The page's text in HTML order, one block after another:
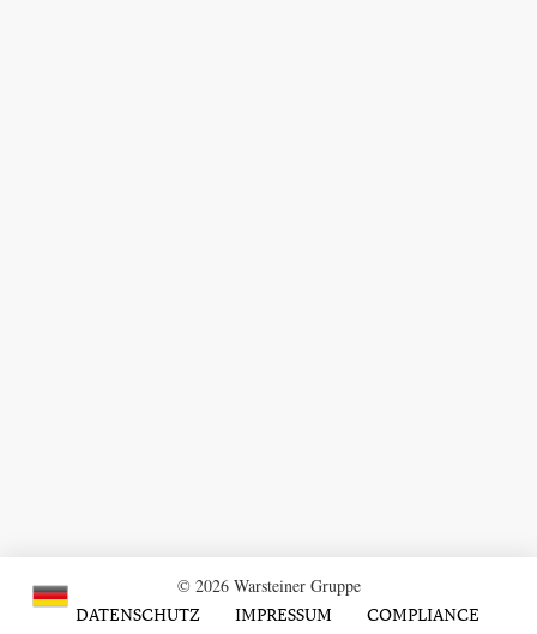
© 2026 Warsteiner Gruppe
DATENSCHUTZ
IMPRESSUM COMPLIANCE